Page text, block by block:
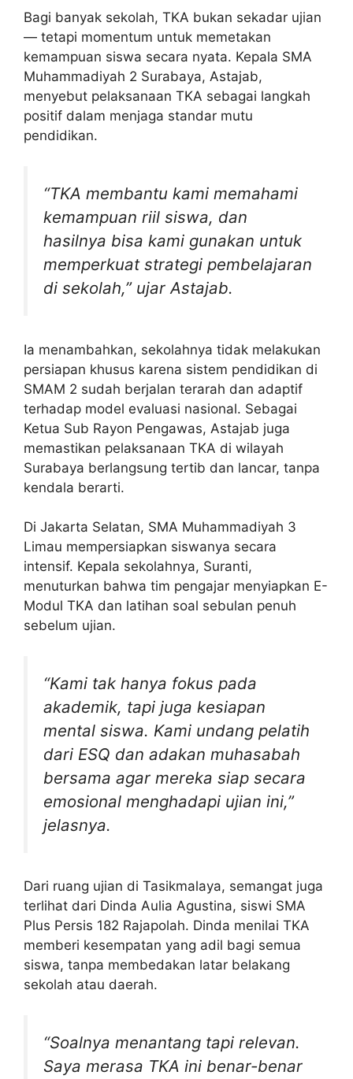
Bagi banyak sekolah, TKA bukan sekadar ujian
— tetapi momentum untuk memetakan
kemampuan siswa secara nyata. Kepala SMA
Muhammadiyah 2 Surabaya, Astajab,
menyebut pelaksanaan TKA sebagai langkah
positif dalam menjaga standar mutu
pendidikan.
“TKA membantu kami memahami
kemampuan riil siswa, dan
hasilnya bisa kami gunakan untuk
memperkuat strategi pembelajaran
di sekolah,” ujar Astajab.
Ia menambahkan, sekolahnya tidak melakukan
persiapan khusus karena sistem pendidikan di
SMAM 2 sudah berjalan terarah dan adaptif
terhadap model evaluasi nasional. Sebagai
Ketua Sub Rayon Pengawas, Astajab juga
memastikan pelaksanaan TKA di wilayah
Surabaya berlangsung tertib dan lancar, tanpa
kendala berarti.
Di Jakarta Selatan, SMA Muhammadiyah 3
Limau mempersiapkan siswanya secara
intensif. Kepala sekolahnya, Suranti,
menuturkan bahwa tim pengajar menyiapkan E-
Modul TKA dan latihan soal sebulan penuh
sebelum ujian.
“Kami tak hanya fokus pada
akademik, tapi juga kesiapan
mental siswa. Kami undang pelatih
dari ESQ dan adakan muhasabah
bersama agar mereka siap secara
emosional menghadapi ujian ini,”
jelasnya.
Dari ruang ujian di Tasikmalaya, semangat juga
terlihat dari Dinda Aulia Agustina, siswi SMA
Plus Persis 182 Rajapolah. Dinda menilai TKA
memberi kesempatan yang adil bagi semua
siswa, tanpa membedakan latar belakang
sekolah atau daerah.
“Soalnya menantang tapi relevan.
Saya merasa TKA ini benar-benar